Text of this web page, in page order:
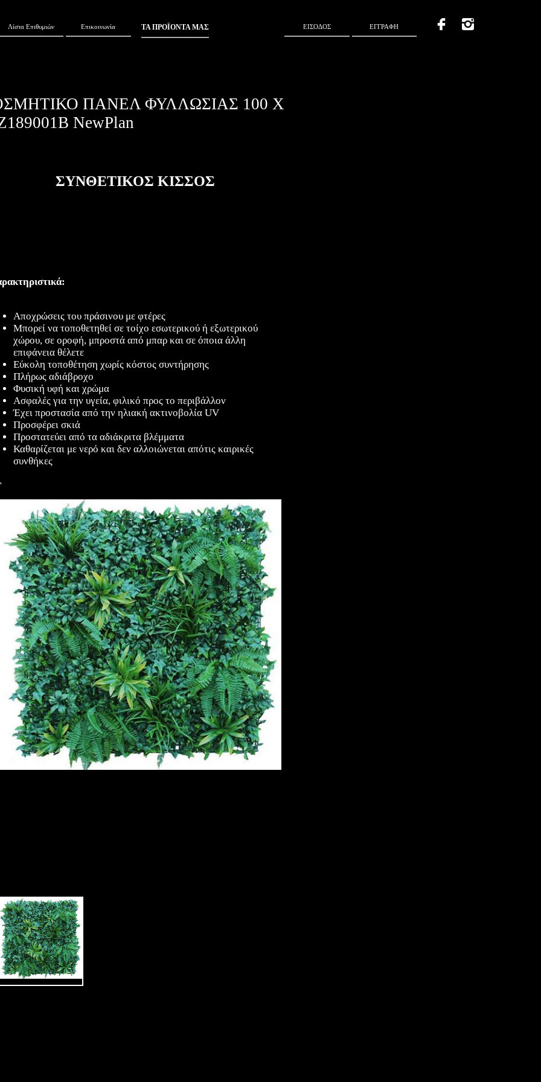
Λίστα Επιθυμιών Επικοινωνία ΤΑ ΠΡΟΪΟΝΤΑ ΜΑΣ ΕΙΣΟΔΟΣ ΕΓΓΡΑΦΗ
ΠΑΝΕΛ ΦΥΛΛΩΣΙΑΣ 100 Χ
NewPlan
ΣΥΝΘΕΤΙΚΟΣ ΚΙΣΣΟΣ
Αποχρώσεις του πράσινου με φτέρες
Μπορεί να τοποθετηθεί σε τοίχο εσωτερικού ή εξωτερικού
χώρου, σε οροφή, μπροστά από μπαρ και σε όποια άλλη
επιφάνεια θέλετε
Εύκολη τοποθέτηση χωρίς κόστος συντήρησης
Πλήρως αδιάβροχo
Φυσική υφή και χρώμα
Ασφαλές για την υγεία, φιλικό προς το περιβάλλον
Έχει προστασία από την ηλιακή ακτινοβολία UV
Προσφέρει σκιά
Προστατεύει από τα αδιάκριτα βλέμματα
Καθαρίζεται με νερό και δεν αλλοιώνεται απότις καιρικές
συνθήκες